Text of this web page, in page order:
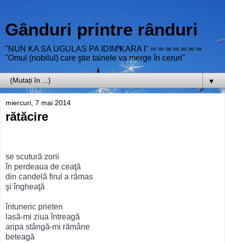
Gânduri printre rânduri
"NUN KA SA UGULAS PA IDIM KARA I" ∞ ∞ ∞ ∞ ∞ ∞ ∞
"Omul (nobilul) care ştie tainele va merge în ceruri"
▼
miercuri, 7 mai 2014
rătăcire
se scutură zorii
în perdeaua de ceaţă
din candelă firul a rămas
şi îngheaţă
întuneric prieten
lasă-mi ziua întreagă
aripa stângă-mi rămâne
beteagă